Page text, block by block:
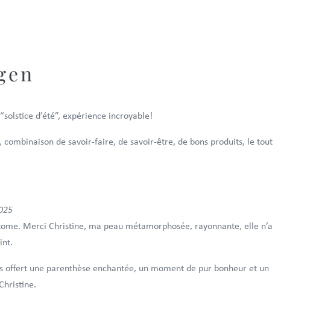
d’été”, expérience incroyable!
combinaison de savoir-faire, de savoir-être, de bons produits, le tout
Merci Christine, ma peau métamorphosée, rayonnante, elle n’a
offert une parenthèse enchantée, un moment de pur bonheur et un